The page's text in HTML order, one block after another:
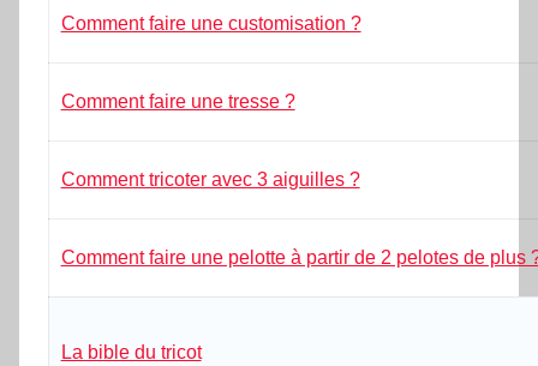
Comment faire une customisation ?
Comment faire une tresse ?
Comment tricoter avec 3 aiguilles ?
Comment faire une pelotte à partir de 2 pelotes de plus
La bible du tricot